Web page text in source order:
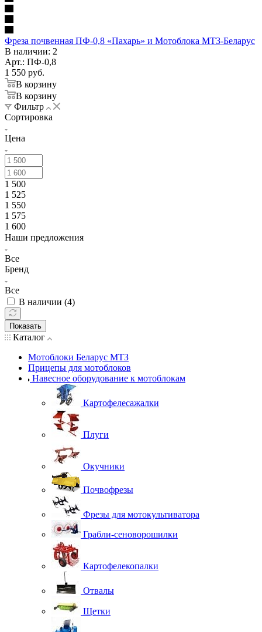
Фреза почвенная ПФ-0,8 «Пахарь» и Мотоблока МТЗ-Беларус
В наличии: 2
Арт.: ПФ-0,8
1 550 руб.
В корзину
В корзину
Фильтр
Сортировка
Цена
1 500
1 525
1 550
1 575
1 600
Наши предложения
Все
Бренд
Все
В наличии (4)
Показать
Каталог
Мотоблоки Беларус МТЗ
Прицепы для мотоблоков
Навесное оборудование к мотоблокам
Картофелесажалки
Плуги
Окучники
Почвофрезы
Фрезы для мотокультиватора
Грабли-сеноворошилки
Картофелекопалки
Отвалы
Щетки